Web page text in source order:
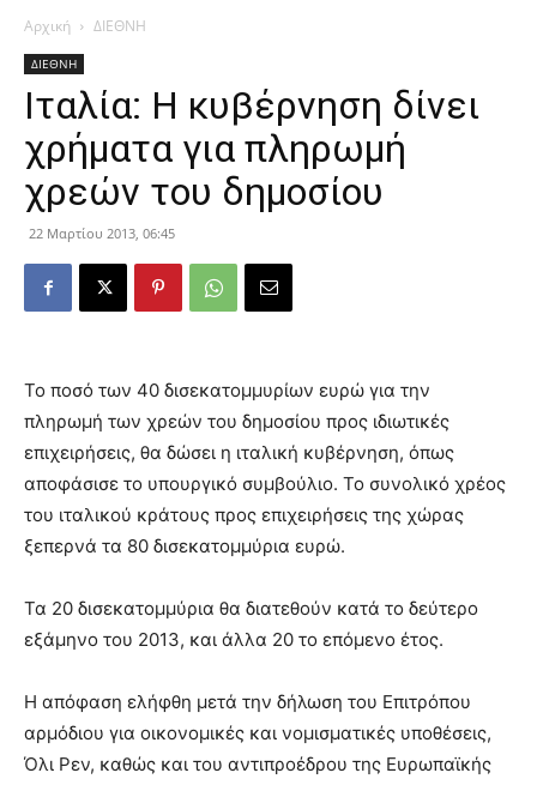
Αρχική ΔΙΕΘΝΗ
ΔΙΕΘΝΗ
Ιταλία: Η κυβέρνηση δίνει
χρήματα για πληρωμή
χρεών του δημοσίου
22 Μαρτίου 2013, 06:45
Το ποσό των 40 δισεκατομμυρίων ευρώ για την
πληρωμή των χρεών του δημοσίου προς ιδιωτικές
επιχειρήσεις, θα δώσει η ιταλική κυβέρνηση, όπως
αποφάσισε το υπουργικό συμβούλιο. Το συνολικό χρέος
του ιταλικού κράτους προς επιχειρήσεις της χώρας
ξεπερνά τα 80 δισεκατομμύρια ευρώ.
Τα 20 δισεκατομμύρια θα διατεθούν κατά το δεύτερο
εξάμηνο του 2013, και άλλα 20 το επόμενο έτος.
Η απόφαση ελήφθη μετά την δήλωση του Επιτρόπου
αρμόδιου για οικονομικές και νομισματικές υποθέσεις,
Όλι Ρεν, καθώς και του αντιπροέδρου της Ευρωπαϊκής